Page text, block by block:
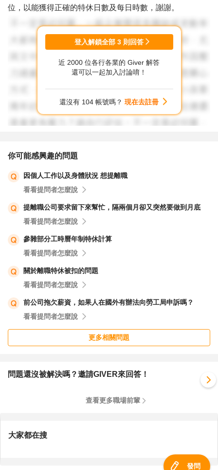
位，以能獲得正確的特休日數及每日時數，謝謝。
登入解鎖全部 3 則回答
近 2000 位各行各業的 Giver 解答
還可以一起加入討論唷！
還沒有 104 帳號嗎？ 現在去註冊
你可能感興趣的問題
因個人工作以及身體狀況 想提離職
看看提問者怎麼說
提離職公司要求留下來幫忙，隔兩個月卻又突然要做到月底
看看提問者怎麼說
參雜部分工時曆年制特休計算
看看提問者怎麼說
關於離職特休被扣的問題
看看提問者怎麼說
前公司拖欠薪資，如果人在國外有辦法向勞工局申訴嗎？
看看提問者怎麼說
更多相關問題
問題還沒被解決嗎？邀請GIVER來回答！
查看更多職場前輩
大家都在搜
發問